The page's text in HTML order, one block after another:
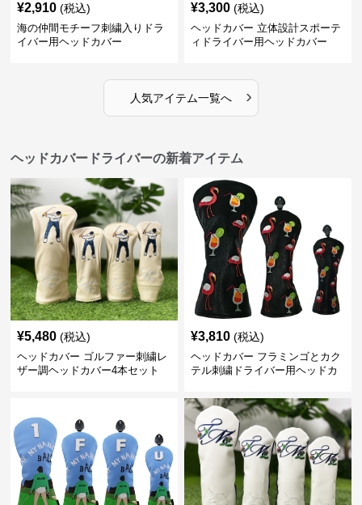
¥2,910 (税込)
海の仲間モチーフ刺繍入りドラ
イバー用ヘッドカバー
¥3,300 (税込)
ヘッドカバー 立体設計スポーテ
ィドライバー用ヘッドカバー
人気アイテム一覧へ ›
ヘッドカバードライバーの新着アイテム
¥5,480 (税込)
ヘッドカバー ゴルファー刺繍レ
ザー調ヘッドカバー4本セット
¥3,810 (税込)
ヘッドカバー フラミンゴとカク
テル刺繍ドライバー用ヘッドカ